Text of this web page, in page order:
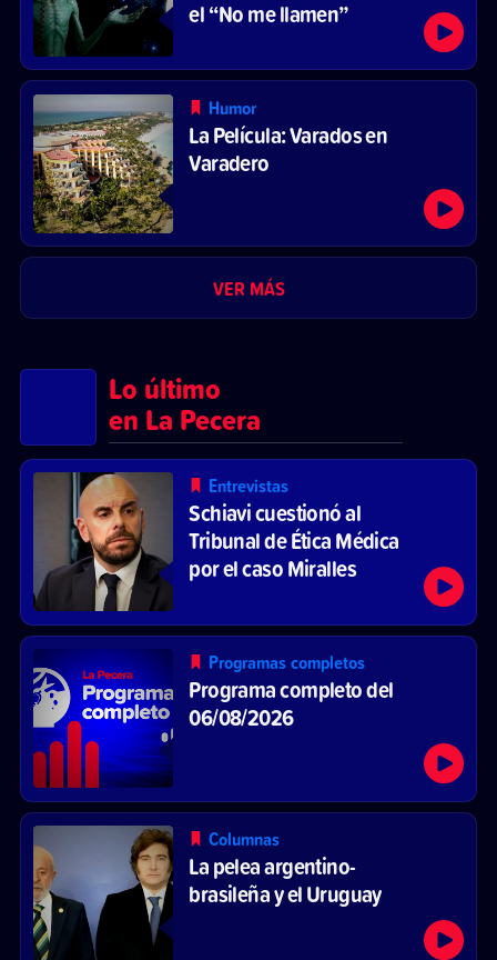
el “No me llamen”
Humor
La Película: Varados en
Varadero
VER MÁS
Lo último
en La Pecera
Entrevistas
Schiavi cuestionó al
Tribunal de Ética Médica
por el caso Miralles
Programas completos
Programa completo del
06/08/2026
Columnas
La pelea argentino-
brasileña y el Uruguay